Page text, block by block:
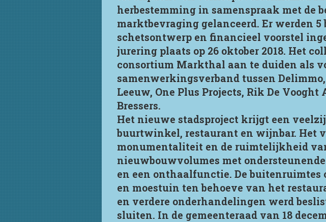
herbestemming in samenspraak met de
marktbevraging gelanceerd. Er werden
schetsontwerp en financieel voorstel
jurering plaats op 26 oktober 2018. Het
consortium Markthal aan te duiden als
samenwerkingsverband tussen
Leeuw, One Plus Projects, Rik De
Bressers.
Het nieuwe stadsproject krijgt een
buurtwinkel, restaurant en wijnbar. Het
monumentaliteit en de ruimtelijkheid
nieuwbouwvolumes met
en een onthaalfunctie. De
en moestuin ten behoeve van het
en verdere onderhandelingen werd
sluiten. In de gemeenteraad van 18